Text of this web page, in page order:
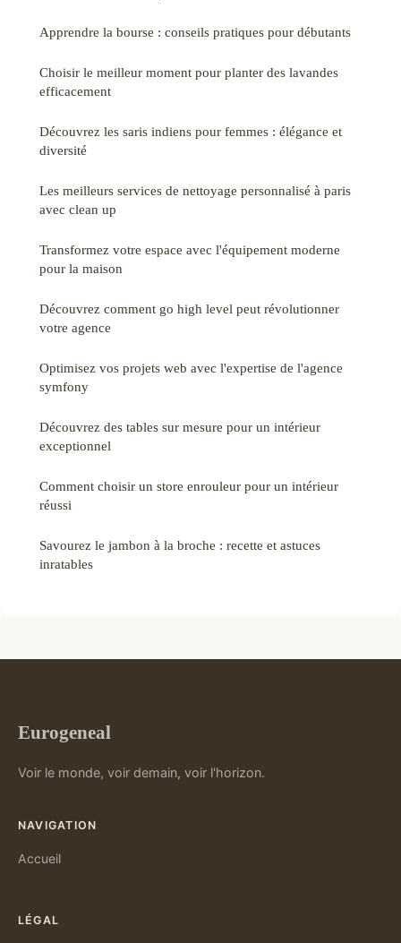
Apprendre la bourse : conseils pratiques pour débutants
Choisir le meilleur moment pour planter des lavandes
efficacement
Découvrez les saris indiens pour femmes : élégance et
diversité
Les meilleurs services de nettoyage personnalisé à paris
avec clean up
Transformez votre espace avec l'équipement moderne
pour la maison
Découvrez comment go high level peut révolutionner
votre agence
Optimisez vos projets web avec l'expertise de l'agence
symfony
Découvrez des tables sur mesure pour un intérieur
exceptionnel
Comment choisir un store enrouleur pour un intérieur
réussi
Savourez le jambon à la broche : recette et astuces
inratables
Eurogeneal
Voir le monde, voir demain, voir l'horizon.
NAVIGATION
Accueil
LÉGAL